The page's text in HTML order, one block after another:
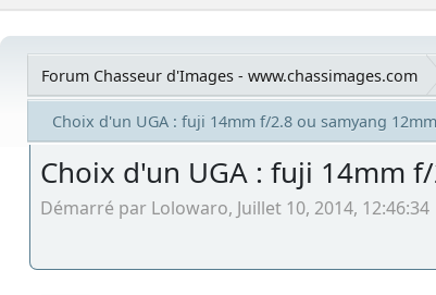
Forum Chasseur d'Images - www.chassimages.com
Choix d'un UGA : fuji 14mm f/2.8 ou samyang
Choix d'un UGA : fuji 14mm
Démarré par Lolowaro, Juillet 10, 2014, 12:46:34